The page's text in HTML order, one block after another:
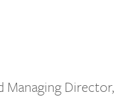
Managing Director,